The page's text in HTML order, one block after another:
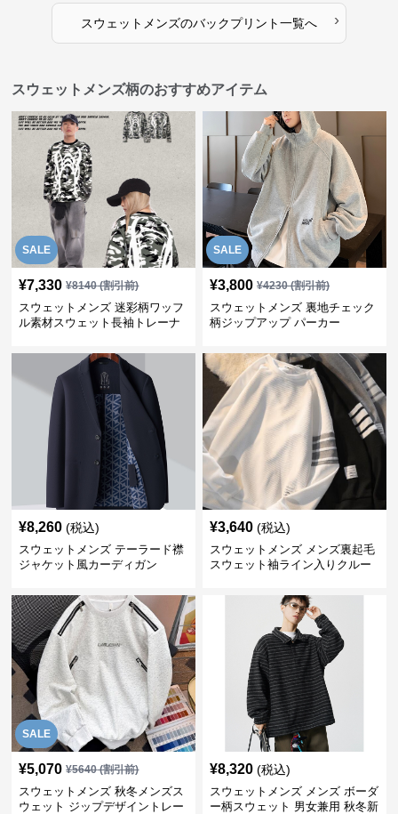
スウェットメンズのバックプリント一覧へ ›
スウェットメンズ柄のおすすめアイテム
SALE
¥7,330 ¥8140(割引前)
スウェットメンズ 迷彩柄ワッフ
ル素材スウェット長袖トレーナ
SALE
¥3,800 ¥4230(割引前)
スウェットメンズ 裏地チェック
柄ジップアップ パーカー
¥8,260 (税込)
スウェットメンズ テーラード襟
ジャケット風カーディガン
¥3,640 (税込)
スウェットメンズ メンズ裏起毛
スウェット袖ライン入りクルー
SALE
¥5,070 ¥5640(割引前)
スウェットメンズ 秋冬メンズス
ウェット ジップデザイントレー
¥8,320 (税込)
スウェットメンズ メンズ ボーダ
ー柄スウェット 男女兼用 秋冬新